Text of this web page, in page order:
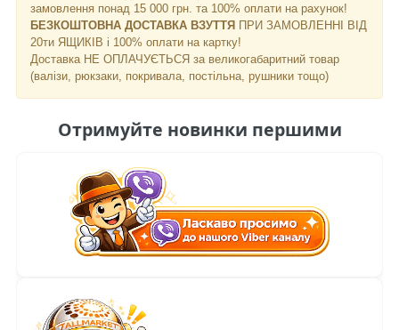
замовлення понад 15 000 грн. та 100% оплати на рахунок!
БЕЗКОШТОВНА ДОСТАВКА ВЗУТТЯ ПРИ ЗАМОВЛЕННІ ВІД
20ти ЯЩИКІВ і 100% оплати на картку!
Доставка НЕ ​​ОПЛАЧУЄТЬСЯ за великогабаритний товар
(валізи, рюкзаки, покривала, постільна, рушники тощо)
Отримуйте новинки першими